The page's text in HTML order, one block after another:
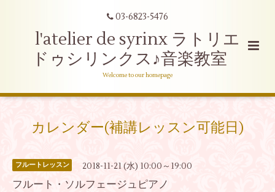
03-6823-5476
l'atelier de syrinx ラトリエ
ドゥシリンクス♪音楽教室
Welcome to our homepage
カレンダー(補講レッスン可能日)
フルートレッスン 2018-11-21 (水) 10:00～19:00
フルート・ソルフェージュピアノ